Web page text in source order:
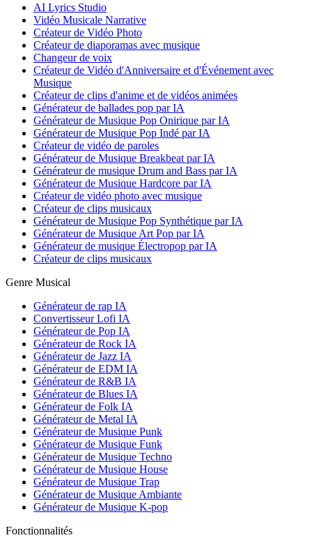
AI Lyrics Studio
Vidéo Musicale Narrative
Créateur de Vidéo Photo
Créateur de diaporamas avec musique
Changeur de voix
Créateur de Vidéo d'Anniversaire et d'Événement avec
Musique
Créateur de clips d'anime et de vidéos animées
Générateur de ballades pop par IA
Générateur de Musique Pop Onirique par IA
Générateur de Musique Pop Indé par IA
Créateur de vidéo de paroles
Générateur de Musique Breakbeat par IA
Générateur de musique Drum and Bass par IA
Générateur de Musique Hardcore par IA
Créateur de vidéo photo avec musique
Créateur de clips musicaux
Générateur de Musique Pop Synthétique par IA
Générateur de Musique Art Pop par IA
Générateur de musique Électropop par IA
Créateur de clips musicaux
Genre Musical
Générateur de rap IA
Convertisseur Lofi IA
Générateur de Pop IA
Générateur de Rock IA
Générateur de Jazz IA
Générateur de EDM IA
Générateur de R&B IA
Générateur de Blues IA
Générateur de Folk IA
Générateur de Metal IA
Générateur de Musique Punk
Générateur de Musique Funk
Générateur de Musique Techno
Générateur de Musique House
Générateur de Musique Trap
Générateur de Musique Ambiante
Générateur de Musique K-pop
Fonctionnalités